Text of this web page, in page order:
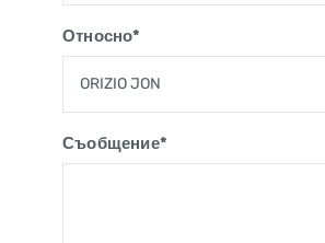
Относно*
Съобщение*